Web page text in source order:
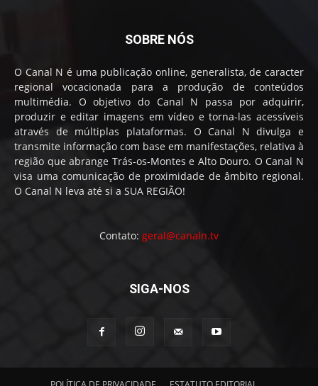
SOBRE NÓS
O Canal N é uma publicação online, generalista, de caracter
regional vocacionada para a produção de conteúdos
multimédia. O objetivo do Canal N passa por adquirir,
produzir e editar imagens em vídeo e torna-las acessíveis
através de múltiplas plataformas. O Canal N divulga e
transmite informação com base em manifestações, relativa à
região que abrange Trás-os-Montes e Alto Douro. O Canal N
visa uma comunicação de proximidade de âmbito regional.
O Canal N leva até si a SUA REGIÃO!
Contato: geral@canaln.tv
SIGA-NOS